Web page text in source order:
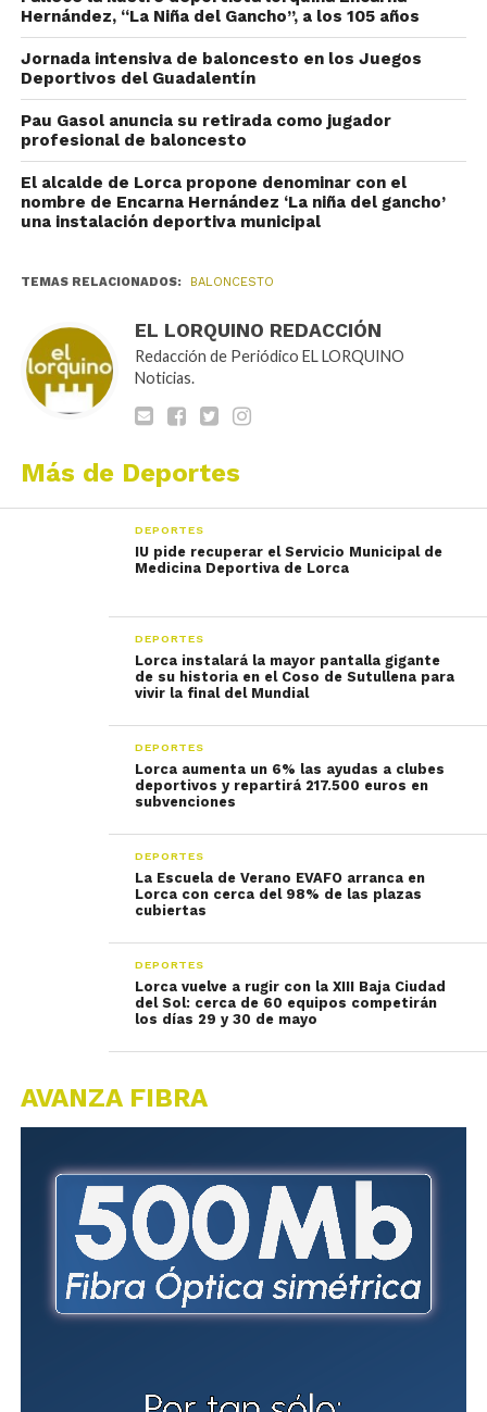
Hernández, “La Niña del Gancho”, a los 105 años
Jornada intensiva de baloncesto en los Juegos
Deportivos del Guadalentín
Pau Gasol anuncia su retirada como jugador
profesional de baloncesto
El alcalde de Lorca propone denominar con el
nombre de Encarna Hernández ‘La niña del gancho’
una instalación deportiva municipal
TEMAS RELACIONADOS: BALONCESTO
EL LORQUINO REDACCIÓN
Redacción de Periódico EL LORQUINO
Noticias.
Más de Deportes
DEPORTES
IU pide recuperar el Servicio Municipal de
Medicina Deportiva de Lorca
DEPORTES
Lorca instalará la mayor pantalla gigante
de su historia en el Coso de Sutullena para
vivir la final del Mundial
DEPORTES
Lorca aumenta un 6% las ayudas a clubes
deportivos y repartirá 217.500 euros en
subvenciones
DEPORTES
La Escuela de Verano EVAFO arranca en
Lorca con cerca del 98% de las plazas
cubiertas
DEPORTES
Lorca vuelve a rugir con la XIII Baja Ciudad
del Sol: cerca de 60 equipos competirán
los días 29 y 30 de mayo
AVANZA FIBRA